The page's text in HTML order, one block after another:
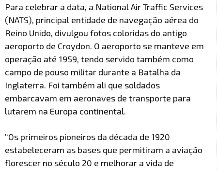
Para celebrar a data, a National Air Traffic Services
(NATS), principal entidade de navegação aérea do
Reino Unido, divulgou fotos coloridas do antigo
aeroporto de Croydon. O aeroporto se manteve em
operação até 1959, tendo servido também como
campo de pouso militar durante a Batalha da
Inglaterra. Foi também ali que soldados
embarcavam em aeronaves de transporte para
lutarem na Europa continental.
“Os primeiros pioneiros da década de 1920
estabeleceram as bases que permitiram a aviação
florescer no século 20 e melhorar a vida de